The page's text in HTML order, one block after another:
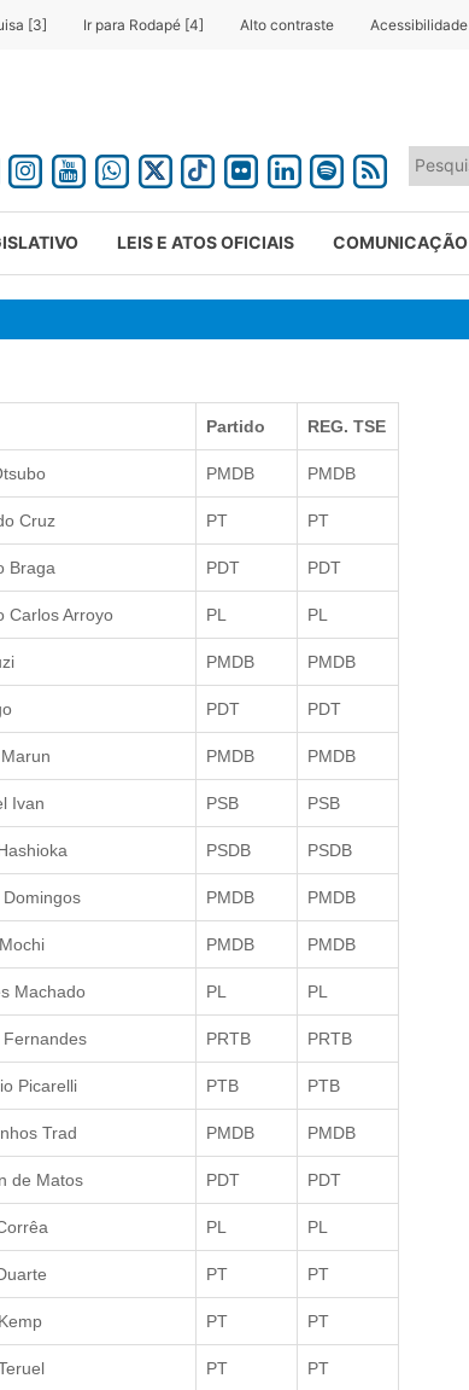
[3] Ir para Rodapé [4] Alto contraste Acessibilidade
LEIS E ATOS OFICIAIS COMUNICAÇÃO
Partido REG. TSE
PMDB PMDB
Cruz PT PT
Braga PDT PDT
Carlos Arroyo PL PL
PMDB PMDB
PDT PDT
PMDB PMDB
Ivan PSB PSB
PSDB PSDB
PMDB PMDB
PMDB PMDB
Machado PL PL
Fernandes PRTB PRTB
Picarelli PTB PTB
Trad PMDB PMDB
de Matos PDT PDT
PL PL
PT PT
PT PT
PT PT